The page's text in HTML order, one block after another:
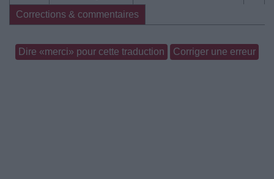
Corrections & commentaires
Dire «merci» pour cette traduction Corriger une erreur